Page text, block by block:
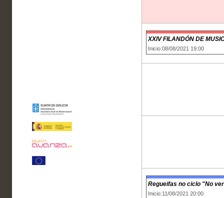
XXIV FILANDÓN DE
Inicio:08/08/2021 19:00
Regueifas no ciclo "No
Inicio:11/08/2021 20:00